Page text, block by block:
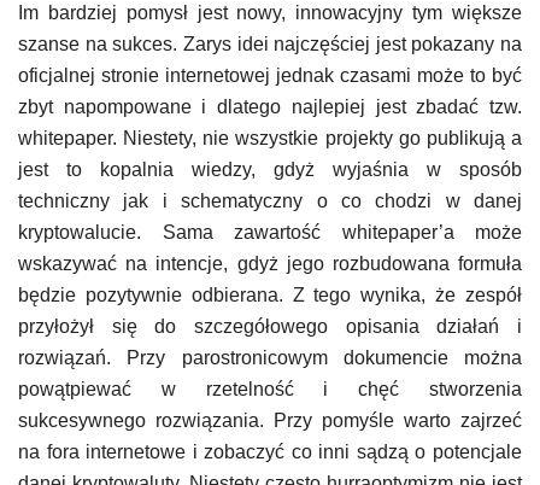
Im bardziej pomysł jest nowy, innowacyjny tym większe
szanse na sukces. Zarys idei najczęściej jest pokazany na
oficjalnej stronie internetowej jednak czasami może to być
zbyt napompowane i dlatego najlepiej jest zbadać tzw.
whitepaper. Niestety, nie wszystkie projekty go publikują a
jest to kopalnia wiedzy, gdyż wyjaśnia w sposób
techniczny jak i schematyczny o co chodzi w danej
kryptowalucie. Sama zawartość whitepaper’a może
wskazywać na intencje, gdyż jego rozbudowana formuła
będzie pozytywnie odbierana. Z tego wynika, że zespół
przyłożył się do szczegółowego opisania działań i
rozwiązań. Przy parostronicowym dokumencie można
powątpiewać w rzetelność i chęć stworzenia
sukcesywnego rozwiązania. Przy pomyśle warto zajrzeć
na fora internetowe i zobaczyć co inni sądzą o potencjale